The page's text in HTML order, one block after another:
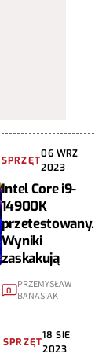
SPRZĘT
06 WRZ
2023
Intel Core i9-
14900K
przetestowany.
Wyniki
zaskakują
0 PRZEMYSŁAW
BANASIAK
SPRZĘT
18 SIE
2023